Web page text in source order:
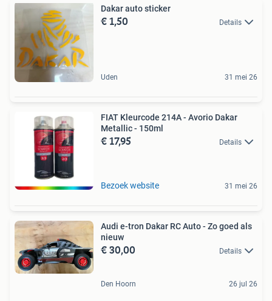
Dakar auto sticker
€ 1,50 Details
Uden 31 mei 26
FIAT Kleurcode 214A - Avorio Dakar
Metallic - 150ml
€ 17,95 Details
Bezoek website 31 mei 26
Audi e-tron Dakar RC Auto - Zo goed als
nieuw
€ 30,00 Details
Den Hoorn 26 jul 26